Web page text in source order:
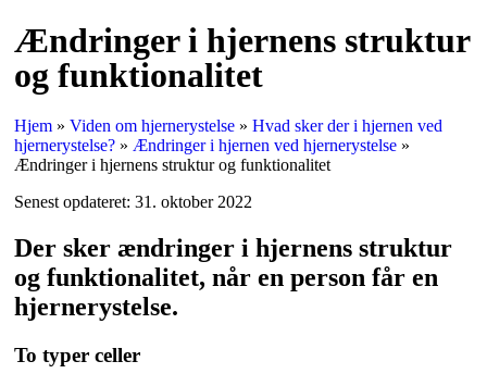
Ændringer i hjernens struktur
og funktionalitet
Hjem » Viden om hjernerystelse » Hvad sker der i hjernen ved
hjernerystelse? » Ændringer i hjernen ved hjernerystelse »
Ændringer i hjernens struktur og funktionalitet
Senest opdateret: 31. oktober 2022
Der sker ændringer i hjernens struktur
og funktionalitet, når en person får en
hjernerystelse.
To typer celler